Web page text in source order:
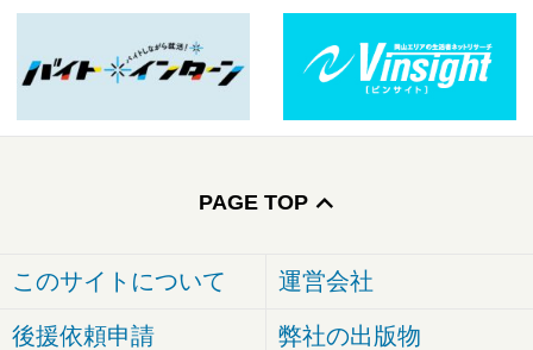
PAGE TOP
このサイトについて 運営会社
後援依頼申請 弊社の出版物